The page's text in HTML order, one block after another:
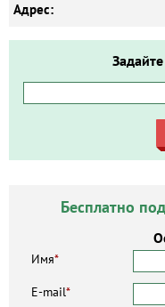
Адрес:
Бесплатно
Имя*
E-mail*